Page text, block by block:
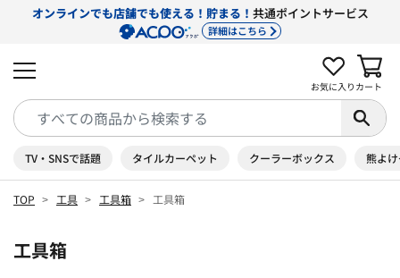
オンラインでも店舗でも使える！貯まる！ 共通ポイントサービス
詳細はこちら
お気に入り カート
TV・SNSで話題 タイルカーペット クーラーボックス 熊よ
TOP 工具 工具箱 工具箱
工具箱